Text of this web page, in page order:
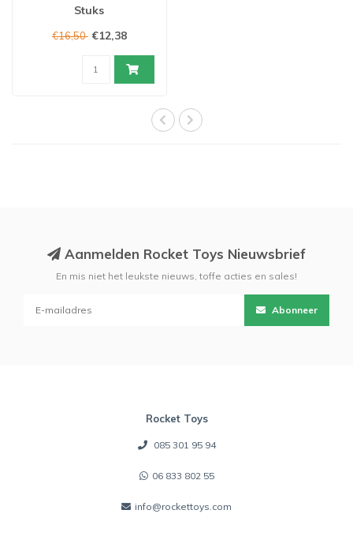
Stuks
€16,50 €12,38
Aanmelden Rocket Toys Nieuwsbrief
En mis niet het leukste nieuws, toffe acties en sales!
Abonneer
Rocket Toys
085 301 95 94
06 833 802 55
info@rockettoys.com